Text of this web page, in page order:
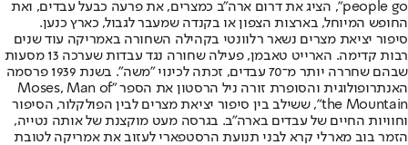
people go", הציג את דרום ארה"ב כמצרים, את פרעה כבעל עבדים, ואת
החופש המיוחל, בארצות הצפון או בקנדה שמעבר לגבול, כארץ כנען.
סיפור יציאת מצרים נשאר רלוונטי בקהילה השחורה באמריקה עוד שנים
רבות קדימה. הארייט טאבמן, פעילה שחורה נגד עבדות שערכה 13 מסעות
שבהם שחררה יותר מ־70 עבדים, זכתה לכינוי "משה". בשנת 1939 פרסמה
האנתרופולוגית והסופרת זורה ניל הרסטון את הספר "Moses, Man of
the Mountain", ששילב בין סיפור יציאת מצרים לבין הפולקלור, הסיפור
וחוויות החיים של עבדים בארה"ב. בגרסה מעט מוקצנת של אותה נטייה,
הזמר בוב מארלי קרא לבני תנועת הרסטפארי לעזוב את אמריקה לטובת